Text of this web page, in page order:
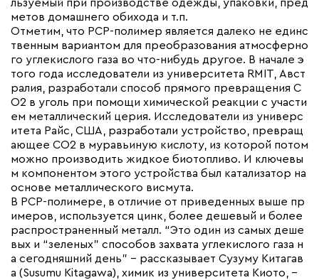
льзуемый при производстве одежды, упаковки, пред
метов домашнего обихода и т.п.
Отметим, что PCP-полимер является далеко не единс
твенным вариантом для преобразования атмосферно
го углекислого газа во что-нибудь другое. В начале э
того года исследователи из университета RMIT, Авст
ралия, разработали способ прямого превращения C
O2 в уголь при помощи химической реакции с участи
ем металлический церия. Исследователи из универс
итета Райс, США, разработали устройство, превращ
ающее CO2 в муравьиную кислоту, из которой потом
можно производить жидкое биотопливо. И ключевы
м компонентом этого устройства был катализатор на
основе металлического висмута.
В PCP-полимере, в отличие от приведенных выше пр
имеров, используется цинк, более дешевый и более
распространенный металл. “Это один из самых деше
вых и “зеленых” способов захвата углекислого газа н
а сегодняшний день” – рассказывает Сузуму Китагав
а (Susumu Kitagawa), химик из университета Киото, –